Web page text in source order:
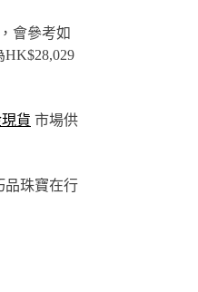
會參考如
貨 市場供
品珠寶在行